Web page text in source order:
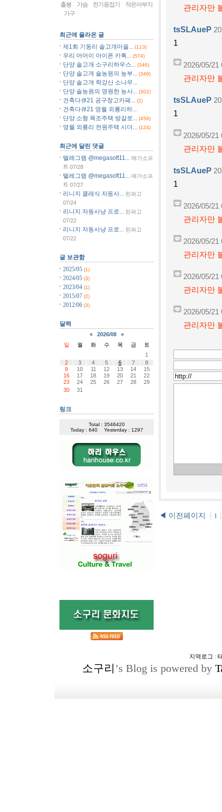
관리자만
tsSLAueP
1
2026/05/21
관리자만
tsSLAueP
1
2026/05/21
관리자만
tsSLAueP
1
2026/05/21
관리자만
2026/05/21
관리자만
2026/05/21
관리자만
2026/05/21
관리자만
◀ 이전페이지 1
출봉
가슴 전기용접기
작은아부지
가구
최근에 올라온 글
제1회 기동리 솔고개마을...
(113)
우리 어머이 아이폰 카톡... (574)
단양 솔고개 소구리하우스... (346)
단양 솔고개 솔농원의 농부... (349)
단양 솔고개 학강산 소나무...
단양 솔농원의 영원한 농사...
(302)
건축다큐21 공구창고카페... (2)
건축다큐21 영월 외룡리하...
단양 소형 목조주택 방갈로...
(456)
영월 외룡리 전원주택 시더... (124)
최근에 달린 댓글
텔레그램 @megasoft11...
매가소프
트 07/28
텔레그램 @megasoft11... 매가소프
트 07/27
리니지 클래식 자동사...
린파고
07/24
리니지 자동사냥 프로...
린파고
07/22
리니지 자동사냥 프로...
린파고
07/22
글 보관함
2025/05 (1)
2024/05 (3)
2023/04 (1)
2015/07 (2)
2012/06 (3)
달력
« 2026/08
»
일
월 화 수 목 금
토
1
2
3 4 5 6 7
8
9
10 11 12 13 14
15
16
17 18 19 20 21
22
23
24 25 26 27 28
29
30
31
링크
Total : 3546420
Today : 640
Yesterday : 1297
지역로그 :
소구리 ’s Blog is powered by